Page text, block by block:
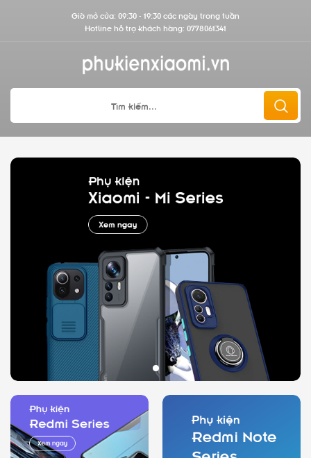
Giờ mở cửa: 09:30 - 19:30 các ngày trong tuần
Hotline hỗ trợ khách hàng: 0778061341